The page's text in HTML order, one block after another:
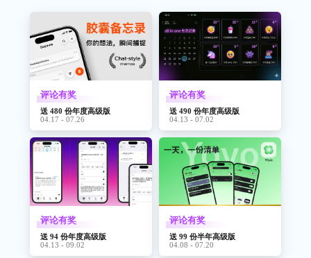
评论有奖
送 480 份年度高级版
04.17 - 07.26
评论有奖
送 490 份年度高级版
04.13 - 07.02
评论有奖
送 94 份年度高级版
04.13 - 09.02
评论有奖
送 99 份半年高级版
04.08 - 07.20